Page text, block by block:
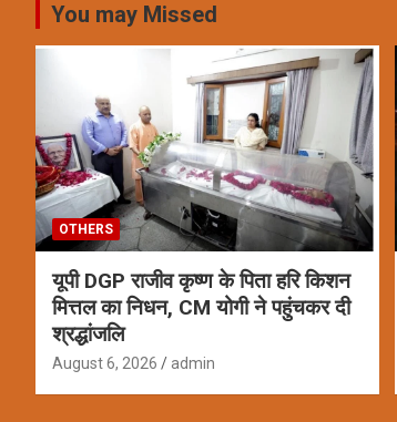
You may Missed
OTHERS
यूपी DGP राजीव कृष्ण के पिता हरि किशन
मित्तल का निधन, CM योगी ने पहुंचकर दी
श्रद्धांजलि
August 6, 2026 admin